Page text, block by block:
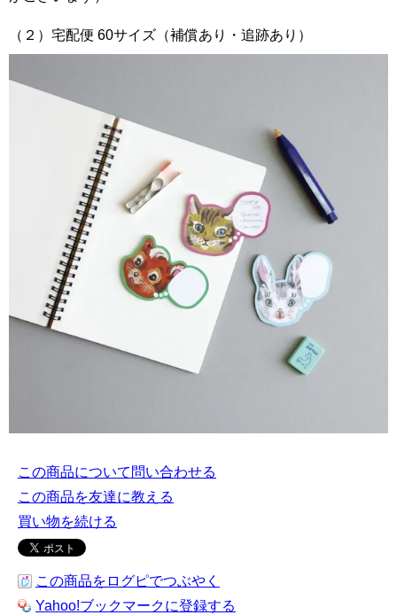
（２）宅配便 60サイズ（補償あり・追跡あり）
この商品について問い合わせる
この商品を友達に教える
買い物を続ける
この商品をログピでつぶやく
Yahoo!ブックマークに登録する